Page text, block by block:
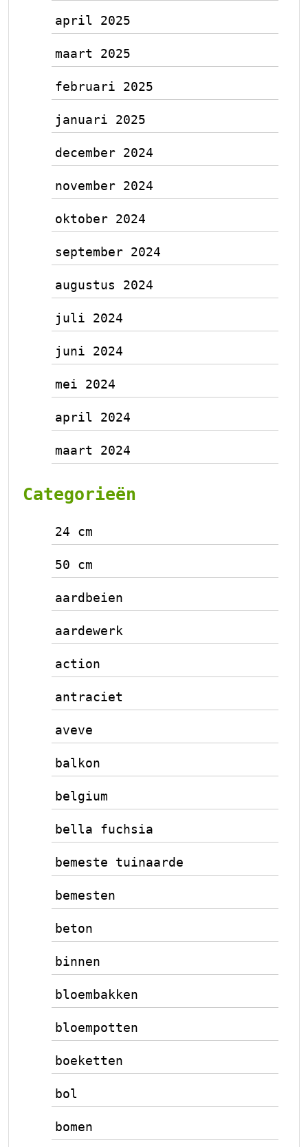
april 2025
maart 2025
februari 2025
januari 2025
december 2024
november 2024
oktober 2024
september 2024
augustus 2024
juli 2024
juni 2024
mei 2024
april 2024
maart 2024
Categorieën
24 cm
50 cm
aardbeien
aardewerk
action
antraciet
aveve
balkon
belgium
bella fuchsia
bemeste tuinaarde
bemesten
beton
binnen
bloembakken
bloempotten
boeketten
bol
bomen